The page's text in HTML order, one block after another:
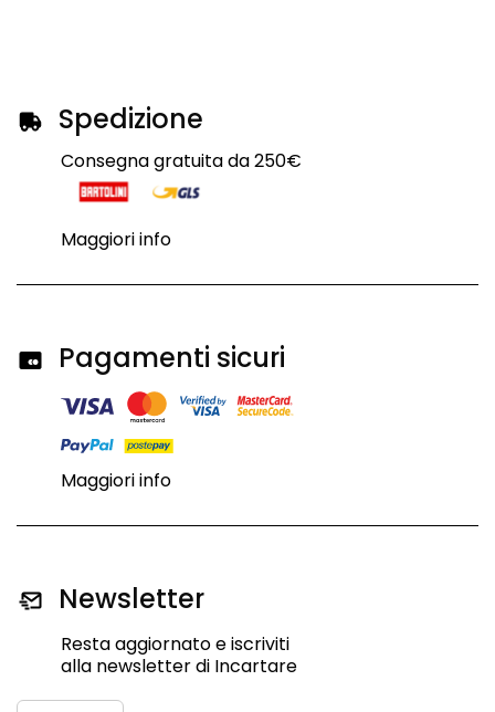
Spedizione
Consegna gratuita da 250€
Maggiori info
Pagamenti sicuri
Maggiori info
Newsletter
Resta aggiornato e iscriviti
alla newsletter di Incartare